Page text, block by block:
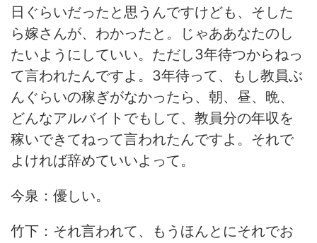
日ぐらいだったと思うんですけども、そした
ら嫁さんが、わかったと。じゃああなたのし
たいようにしていい。ただし3年待つからねっ
て言われたんですよ。3年待って、もし教員ぶ
んぐらいの稼ぎがなかったら、朝、昼、晩、
どんなアルバイトでもして、教員分の年収を
稼いできてねって言われたんですよ。それで
よければ辞めていいよって。
今泉：優しい。
竹下：それ言われて、もうほんとにそれでお